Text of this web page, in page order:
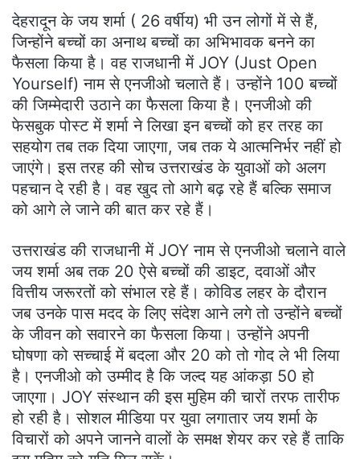
देहरादून के जय शर्मा ( 26 वर्षीय) भी उन लोगों में से हैं,
जिन्होंने बच्चों का अनाथ बच्चों का अभिभावक बनने का
फैसला किया है। वह राजधानी में JOY (Just Open
Yourself) नाम से एनजीओ चलाते हैं। उन्होंने 100 बच्चों
की जिम्मेदारी उठाने का फैसला किया है। एनजीओ की
फेसबुक पोस्ट में शर्मा ने लिखा इन बच्चों को हर तरह का
सहयोग तब तक दिया जाएगा, जब तक ये आत्मनिर्भर नहीं हो
जाएंगे। इस तरह की सोच उत्तराखंड के युवाओं को अलग
पहचान दे रही है। वह खुद तो आगे बढ़ रहे हैं बल्कि समाज
को आगे ले जाने की बात कर रहे हैं।
उत्तराखंड की राजधानी में JOY नाम से एनजीओ चलाने वाले
जय शर्मा अब तक 20 ऐसे बच्चों की डाइट, दवाओं और
वित्तीय जरूरतों को संभाल रहे हैं। कोविड लहर के दौरान
जब उनके पास मदद के लिए संदेश आने लगे तो उन्होंने बच्चों
के जीवन को सवारने का फैसला किया। उन्होंने अपनी
घोषणा को सच्चाई में बदला और 20 को तो गोद ले भी लिया
है। एनजीओ को उम्मीद है कि जल्द यह आंकड़ा 50 हो
जाएगा। JOY संस्थान की इस मुहिम की चारों तरफ तारीफ
हो रही है। सोशल मीडिया पर युवा लगातार जय शर्मा के
विचारों को अपने जानने वालों के समक्ष शेयर कर रहे हैं ताकि